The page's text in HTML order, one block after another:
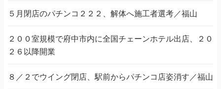
５月閉店のパチンコ２２２、解体へ施工者選考／福山
２００室規模で府中市内に全国チェーンホテル出店、２０
２６以降開業
８／２でウイング閉店、駅前からパチンコ店姿消す／福山